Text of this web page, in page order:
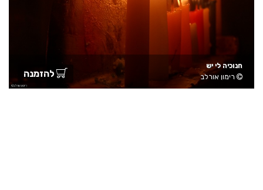
חנוכיה לי יש
רימון אורלב
להזמנה